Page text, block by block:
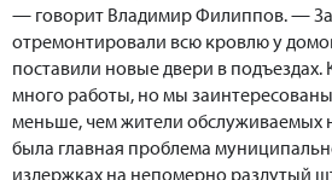
— говорит Владимир Филиппов. —
отремонтировали всю кровлю у
поставили новые двери в
много работы, но мы
меньше, чем жители обслуживаемых
была главная проблема
издержках на непомерно раздутый